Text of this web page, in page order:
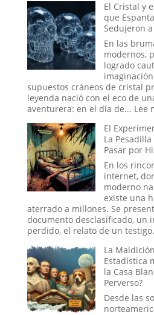
El Cristal y
que
Sedujeron
En las
modernos,
logrado
supuestos cráneos de cristal
leyenda nació con el eco de
aventurera: en el día de... Lee
El
La
Pasar por
En los
internet,
moderno
existe una
aterrado a millones. Se
documento desclasificado, un
perdido, el relato de un
La
Estadística
la Casa
Perverso?
Desde las